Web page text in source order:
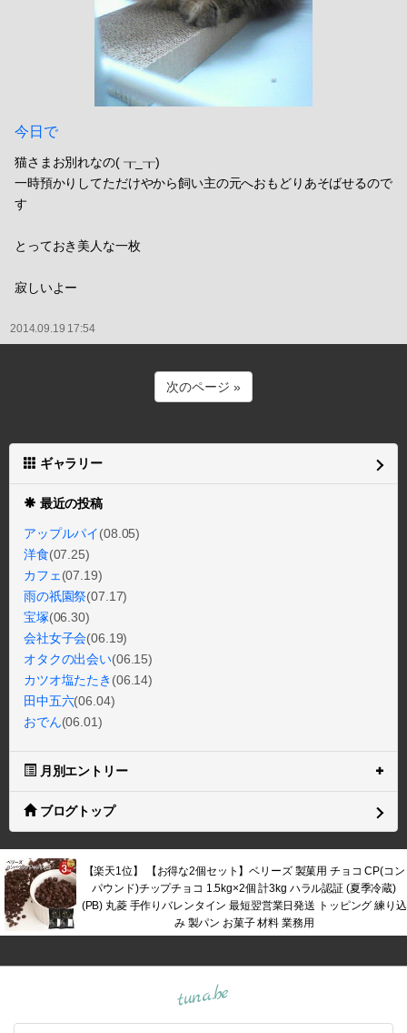
今日で
猫さまお別れなの( ┰_┰)
一時預かりしてただけやから飼い主の元へおもどりあそばせるので
す
とっておき美人な一枚
寂しいよー
2014.09.19 17:54
次のページ »
ギャラリー
最近の投稿
アップルパイ(08.05)
洋食(07.25)
カフェ (07.19)
雨の祇園祭(07.17)
宝塚(06.30)
会社女子会(06.19)
オタクの出会い(06.15)
カツオ塩たたき (06.14)
田中五六(06.04)
おでん(06.01)
月別エントリー
ブログトップ
【楽天1位】 【お得な2個セット】ベリーズ 製菓用 チョコ CP(コン
パウンド)チップチョコ 1.5kg×2個 計3kg ハラル認証 (夏季冷蔵)
(PB) 丸菱 手作りバレンタイン 最短翌営業日発送 トッピング 練り込
み 製パン お菓子 材料 業務用
tuna.be